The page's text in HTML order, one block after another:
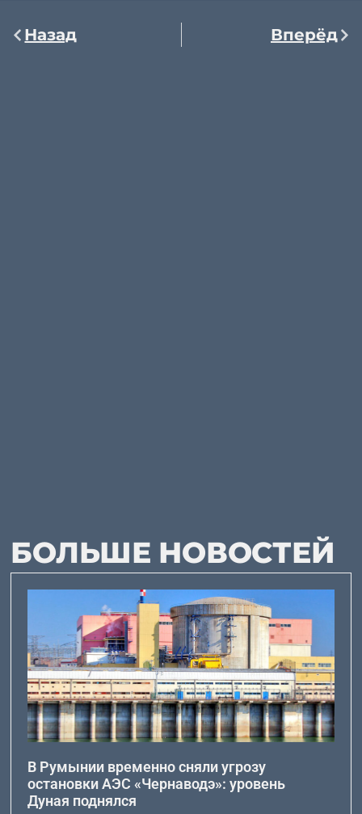
Назад Вперёд
БОЛЬШЕ НОВОСТЕЙ
В Румынии временно сняли угрозу
остановки АЭС «Чернаводэ»: уровень
Дуная поднялся